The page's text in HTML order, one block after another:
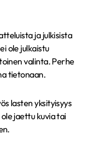
ja julkisista
ole julkaistu
valinta. Perhe
tietonaan.
lasten yksityisyys
jaettu kuvia tai